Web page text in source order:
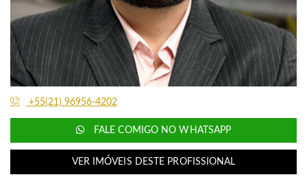
+55(21) 96956-4202
FALE COMIGO NO WHATSAPP
VER IMÓVEIS DESTE PROFISSIONAL